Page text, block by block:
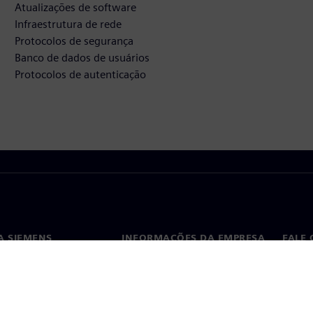
Atualizações de software
Infraestrutura de rede
Protocolos de segurança
Banco de dados de usuários
Protocolos de autenticação
SIEMENS INFORMAÇÕES DA EMPRESA FALE